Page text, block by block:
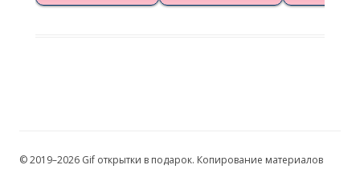
© 2019–2026 Gif открытки в подарок. Копирование материалов